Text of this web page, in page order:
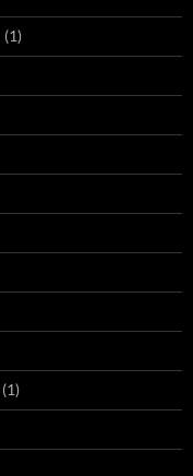
(1)
(1)